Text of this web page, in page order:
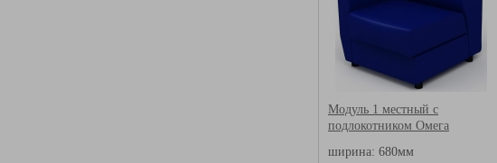
Модуль 1 местный с
подлокотником Омега
ширина: 680мм